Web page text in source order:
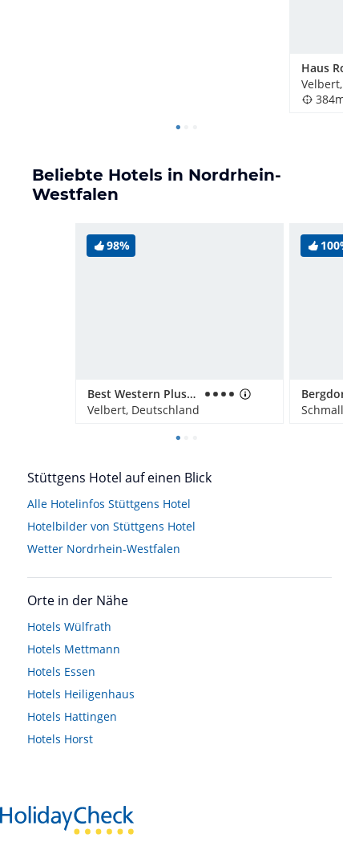
Haus
Velbert,
384m
Beliebte Hotels in Nordrhein-
Westfalen
98%
Best Western Plus Parkhotel Velbert
Velbert, Deutschland
100%
Stüttgens Hotel auf einen Blick
Alle Hotelinfos Stüttgens Hotel
Hotelbilder von Stüttgens Hotel
Wetter Nordrhein-Westfalen
Orte in der Nähe
Hotels Wülfrath
Hotels Mettmann
Hotels Essen
Hotels Heiligenhaus
Hotels Hattingen
Hotels Horst